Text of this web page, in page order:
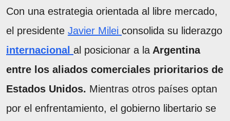
Con una estrategia orientada al libre mercado,
el presidente Javier Milei consolida su liderazgo
internacional al posicionar a la Argentina
entre los aliados comerciales prioritarios de
Estados Unidos. Mientras otros países optan
por el enfrentamiento, el gobierno libertario se